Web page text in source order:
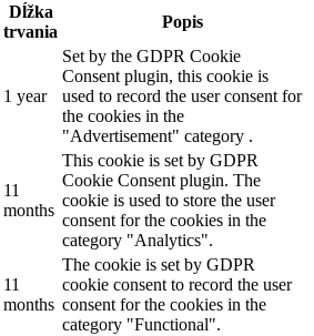
Dĺžka
trvania
Popis
1 year
Set by the GDPR Cookie
Consent plugin, this cookie is
used to record the user consent for
the cookies in the
"Advertisement" category .
11
months
This cookie is set by GDPR
Cookie Consent plugin. The
cookie is used to store the user
consent for the cookies in the
category "Analytics".
11
months
The cookie is set by GDPR
cookie consent to record the user
consent for the cookies in the
category "Functional".